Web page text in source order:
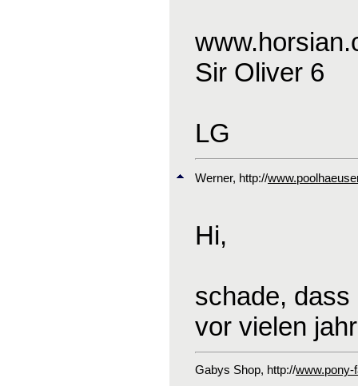
Sir Oliver 6
LG
Werner, http://
Hi,
schade,
vor vielen
Gabys Shop, http://www.pony-